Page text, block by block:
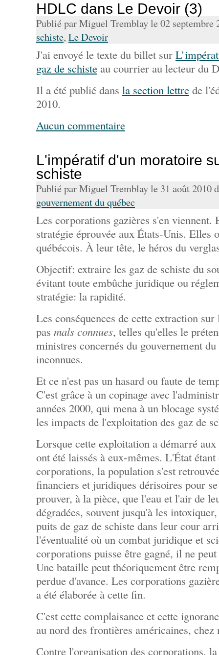
HDLC dans Le Devoir (3)
Publié par Miguel Tremblay le 02 septembre
schiste, Le Devoir
J'ai envoyé le texte du billet sur
gaz de schiste au courrier au lecteur du
Il a été publié dans la section lettre de
2010.
Aucun commentaire
L'impératif d'un moratoire
schiste
Publié par Miguel Tremblay le 31 août 2010
gouvernement du québec
Les corporations gazières s'en viennent.
stratégie éprouvée aux États-Unis. Elles
québécois. À leur tête, le héros du
Objectif: extraire les gaz de schiste du
évitant toute embûche juridique ou
stratégie: la rapidité.
Les conséquences de cette extraction
pas mals connues, telles qu'elles le
ministres concernés du gouvernement
inconnues.
Et ce n'est pas un hasard ou faute de
C'est grâce à un copinage avec
années 2000, qui mena à un blocage
les impacts de l'exploitation des gaz de
Lorsque cette exploitation a démarré
ont été laissés à eux-mêmes. L'État
corporations, la population s'est
financiers et juridiques dérisoires pour
prouver, à la pièce, que l'eau et l'air de
dégradées, souvent jusqu'à les
puits de gaz de schiste dans leur cour
l'éventualité où un combat juridique et
corporations puisse être gagné, il ne
Une bataille peut théoriquement être
perdue d'avance. Les corporations
a été élaborée à cette fin.
C'est cette complaisance et cette
au nord des frontières américaines, chez
Contre l'organisation des corporations,